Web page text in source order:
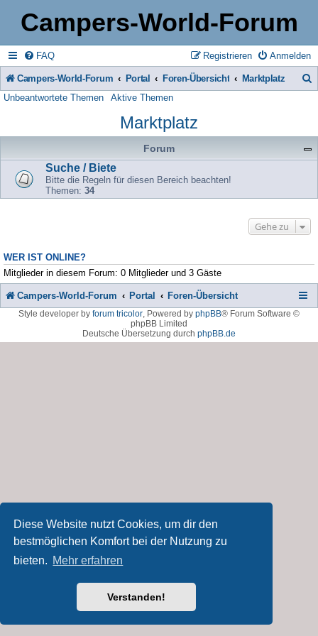
Diese Website nutzt Cookies, um dir den
bestmöglichen Komfort bei der Nutzung zu
bieten. Mehr erfahren
Verstanden!
Campers-World-Forum
FAQ Anmelden
Registrieren
Campers-World-Forum Portal Foren-Übersicht Marktplatz
h
e
Unbeantwortete Themen Aktive Themen
Marktplatz
Forum
Suche / Biete
Bitte die Regeln für diesen Bereich beachten!
Themen: 34
Gehe zu
WER IST ONLINE?
Mitglieder in diesem Forum: 0 Mitglieder und 3 Gäste
Campers-World-Forum Portal Foren-Übersicht
Style developer by forum tricolor, Powered by phpBB® Forum Software ©
phpBB Limited
Deutsche Übersetzung durch phpBB.de